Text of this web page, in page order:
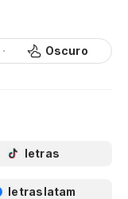
Oscuro
letras
letraslatam